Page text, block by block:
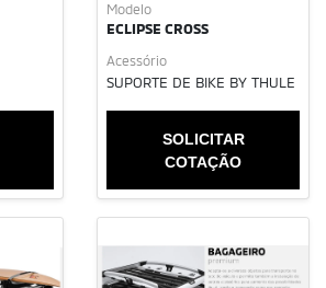
Modelo
ECLIPSE CROSS
Acessório
SUPORTE DE BIKE BY THULE
SOLICITAR
COTAÇÃO